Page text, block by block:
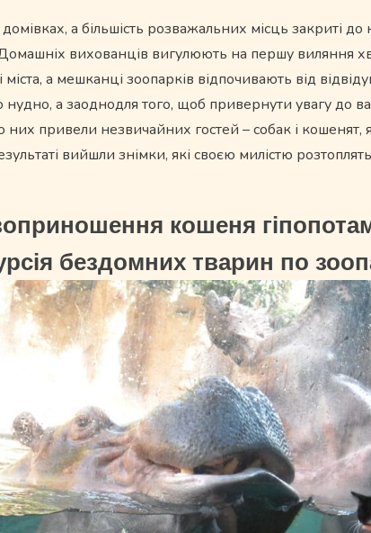
а більшість розважальних місць закриті до
вихованців вигулюють на першу виляння
а мешканці зоопарків відпочивають від
нудно, а заоднодля того, щоб привернути увагу до
привели незвичайних гостей – собак і кошенят,
вийшли знімки, які своєю милістю
кошеня
бездомних тварин по